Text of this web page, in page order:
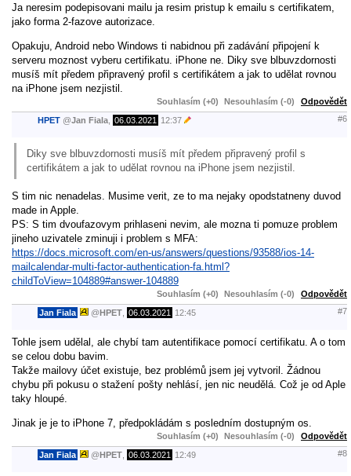
Ja neresim podepisovani mailu ja resim pristup k emailu s certifikatem,
jako forma 2-fazove autorizace.
Opakuju, Android nebo Windows ti nabidnou při zadávání připojení k
serveru moznost vyberu certifikatu. iPhone ne. Diky sve blbuvzdornosti
musíš mít předem připravený profil s certifikátem a jak to udělat rovnou
na iPhone jsem nezjistil.
Souhlasím (+0) Nesouhlasím (-0) Odpovědět
HPET @Jan Fiala 06.03.2021 12:37 #6
Diky sve blbuvzdornosti musíš mít předem připravený profil s
certifikátem a jak to udělat rovnou na iPhone jsem nezjistil.
S tim nic nenadelas. Musime verit, ze to ma nejaky opodstatneny duvod
made in Apple.
PS: S tim dvoufazovym prihlaseni nevim, ale mozna ti pomuze problem
jineho uzivatele zminuji i problem s MFA:
https://docs.microsoft.com/en-us/answers/questions/93588/ios-14-
mailcalendar-multi-factor-authentication-fa.html?
childToView=104889#answer-104889
Souhlasím (+0) Nesouhlasím (-0) Odpovědět
Jan Fiala @HPET 06.03.2021 12:45 #7
Tohle jsem udělal, ale chybí tam autentifikace pomocí certifikatu. A o tom
se celou dobu bavim.
Takže mailovy účet existuje, bez problémů jsem jej vytvoril. Žádnou
chybu při pokusu o stažení pošty nehlásí, jen nic neudělá. Což je od Aple
taky hloupé.
Jinak je je to iPhone 7, předpokládám s posledním dostupným os.
Souhlasím (+0) Nesouhlasím (-0) Odpovědět
Jan Fiala @HPET 06.03.2021 12:49 #8